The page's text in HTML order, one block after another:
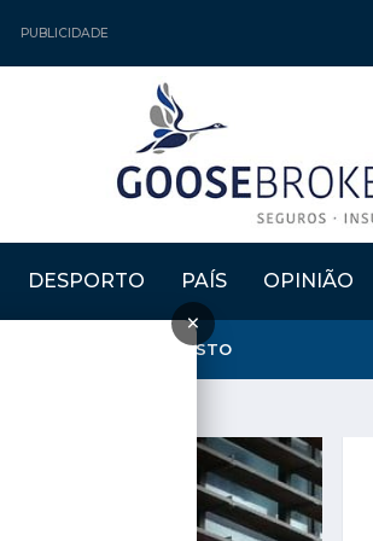
PUBLICIDADE
DESPORTO PAÍS OPINIÃO
×
DE 15 A 30 DE AGOSTO